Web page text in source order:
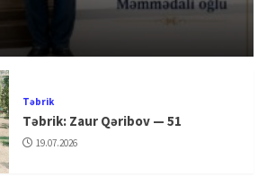
Təbrik
Təbrik: Zaur Qəribov — 51
19.07.2026